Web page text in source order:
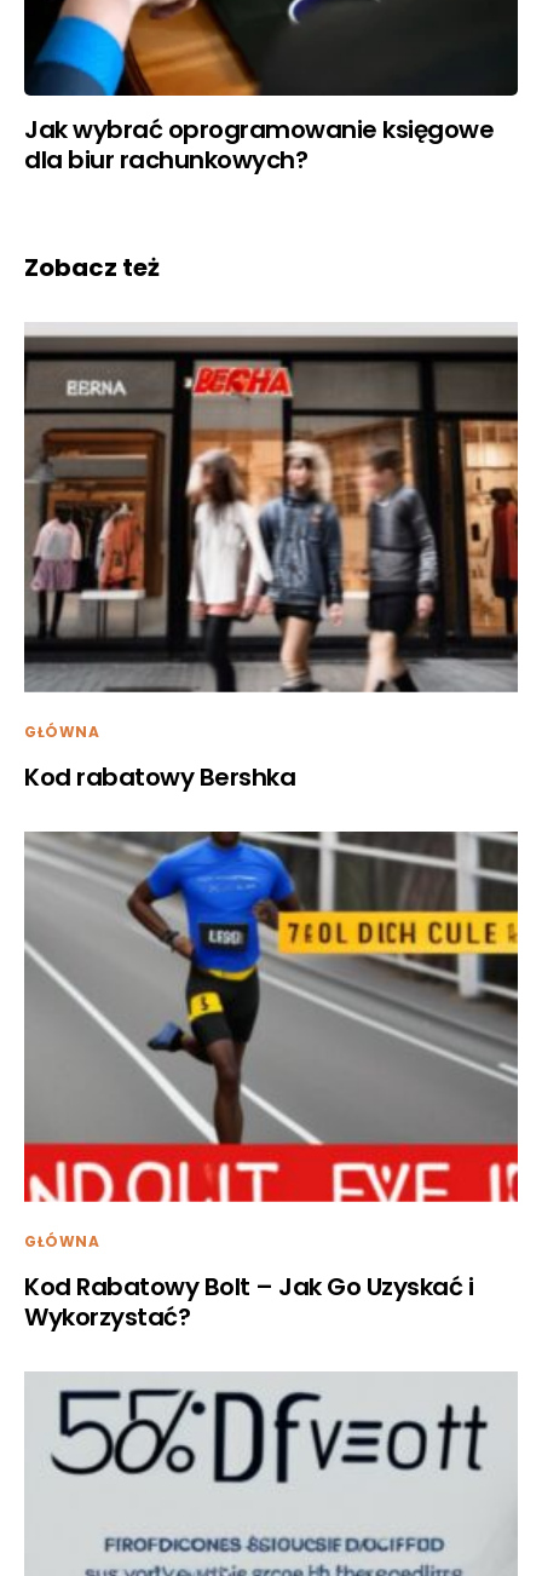
Jak wybrać oprogramowanie księgowe
dla biur rachunkowych?
Zobacz też
GŁÓWNA
Kod rabatowy Bershka
GŁÓWNA
Kod Rabatowy Bolt – Jak Go Uzyskać i
Wykorzystać?